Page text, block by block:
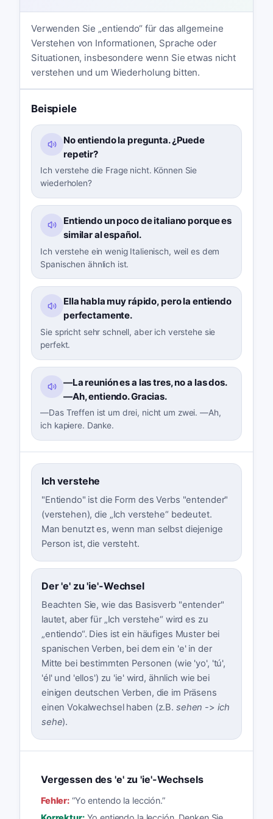
Verwenden Sie „entiendo“ für das allgemeine
Verstehen von Informationen, Sprache oder
Situationen, insbesondere wenn Sie etwas nicht
verstehen und um Wiederholung bitten.
Beispiele
No entiendo la pregunta. ¿Puede
repetir?
Ich verstehe die Frage nicht. Können Sie
wiederholen?
Entiendo un poco de italiano porque es
similar al español.
Ich verstehe ein wenig Italienisch, weil es dem
Spanischen ähnlich ist.
Ella habla muy rápido, pero la entiendo
perfectamente.
Sie spricht sehr schnell, aber ich verstehe sie
perfekt.
—La reunión es a las tres, no a las dos.
—Ah, entiendo. Gracias.
—Das Treffen ist um drei, nicht um zwei. —Ah,
ich kapiere. Danke.
Ich verstehe
"Entiendo" ist die Form des Verbs "entender"
(verstehen), die „Ich verstehe“ bedeutet.
Man benutzt es, wenn man selbst diejenige
Person ist, die versteht.
Der 'e' zu 'ie'-Wechsel
Beachten Sie, wie das Basisverb "entender"
lautet, aber für „Ich verstehe“ wird es zu
„entiendo“. Dies ist ein häufiges Muster bei
spanischen Verben, bei dem ein 'e' in der
Mitte bei bestimmten Personen (wie 'yo', 'tú',
'él' und 'ellos') zu 'ie' wird, ähnlich wie bei
einigen deutschen Verben, die im Präsens
einen Vokalwechsel haben (z.B. sehen -> ich
sehe).
Vergessen des 'e' zu 'ie'-Wechsels
Fehler: “Yo entendo la lección.”